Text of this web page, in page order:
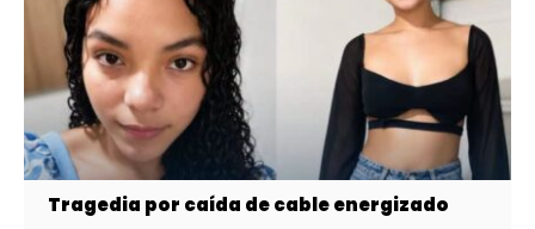
Tragedia por caída de cable energizado